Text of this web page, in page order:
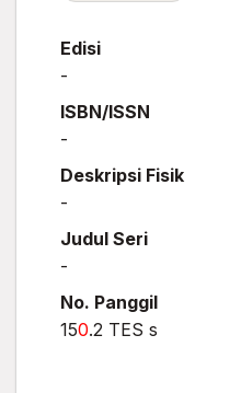
Edisi
-
ISBN/ISSN
-
Deskripsi Fisik
-
Judul Seri
-
No. Panggil
150.2 TES s